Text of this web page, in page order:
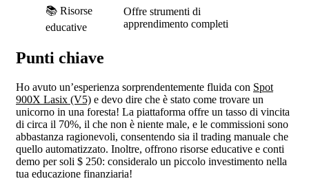
📚 Risorse
educative
Offre strumenti di
apprendimento completi
Punti chiave
Ho avuto un’esperienza sorprendentemente fluida con Spot
900X Lasix (V5) e devo dire che è stato come trovare un
unicorno in una foresta! La piattaforma offre un tasso di vincita
di circa il 70%, il che non è niente male, e le commissioni sono
abbastanza ragionevoli, consentendo sia il trading manuale che
quello automatizzato. Inoltre, offrono risorse educative e conti
demo per soli $ 250: consideralo un piccolo investimento nella
tua educazione finanziaria!